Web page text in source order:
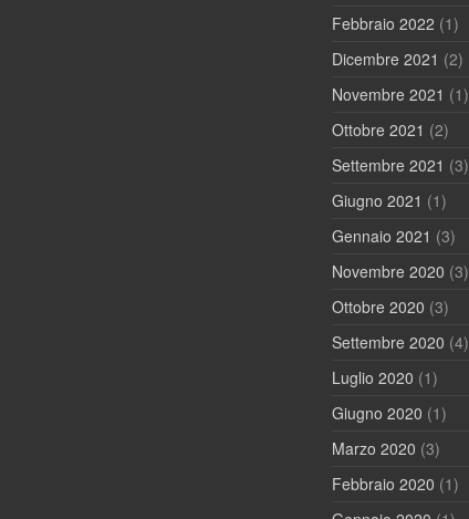
Febbraio 2022 (1)
Dicembre 2021 (2)
Novembre 2021 (1)
Ottobre 2021 (2)
Settembre 2021 (3)
Giugno 2021 (1)
Gennaio 2021 (3)
Novembre 2020 (3)
Ottobre 2020 (3)
Settembre 2020 (4)
Luglio 2020 (1)
Giugno 2020 (1)
Marzo 2020 (3)
Febbraio 2020 (1)